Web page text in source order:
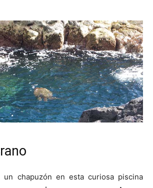
chapuzón en esta curiosa piscina